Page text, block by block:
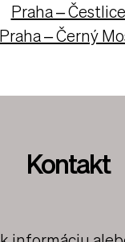
Praha – Čestlice
Praha – Černý
Kontakt